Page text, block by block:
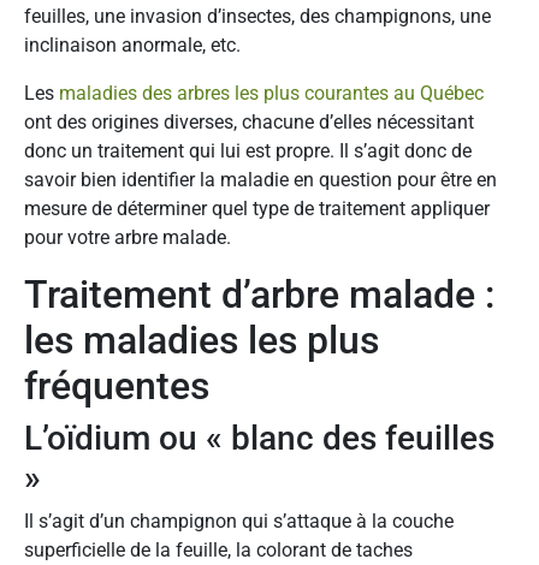
feuilles, une invasion d’insectes, des champignons, une
inclinaison anormale, etc.
Les maladies des arbres les plus courantes au Québec
ont des origines diverses, chacune d’elles nécessitant
donc un traitement qui lui est propre. Il s’agit donc de
savoir bien identifier la maladie en question pour être en
mesure de déterminer quel type de traitement appliquer
pour votre arbre malade.
Traitement d’arbre malade :
les maladies les plus
fréquentes
L’oïdium ou « blanc des feuilles
»
Il s’agit d’un champignon qui s’attaque à la couche
superficielle de la feuille, la colorant de taches